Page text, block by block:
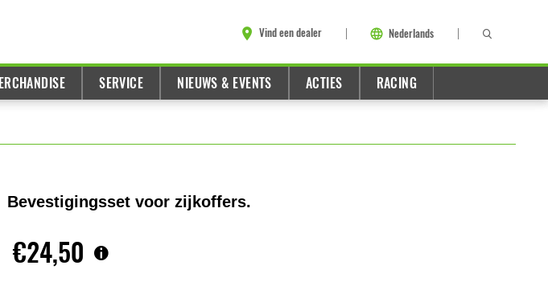
Vind een dealer Nederlands
SERVICE NIEUWS & EVENTS ACTIES RACING
Bevestigingsset voor zijkoffers.
€24,50